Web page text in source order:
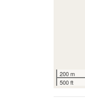
200 m
500 ft